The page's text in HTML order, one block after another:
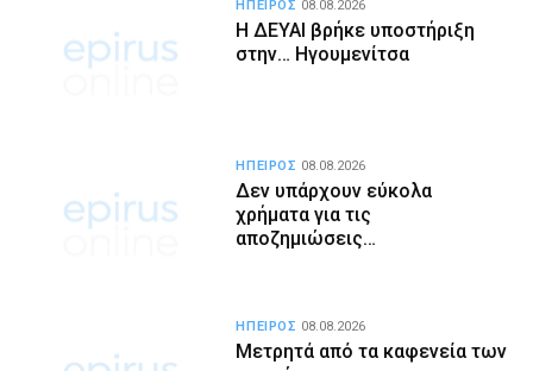
Η ΔΕΥΑΙ βρήκε υποστήριξη
στην… Ηγουμενίτσα
ΗΠΕΙΡΟΣ 08.08.2026
Δεν υπάρχουν εύκολα
χρήματα για τις
αποζημιώσεις…
ΗΠΕΙΡΟΣ 08.08.2026
Μετρητά από τα καφενεία των
ΗΠΕΙΡΟΣ 08.08.2026